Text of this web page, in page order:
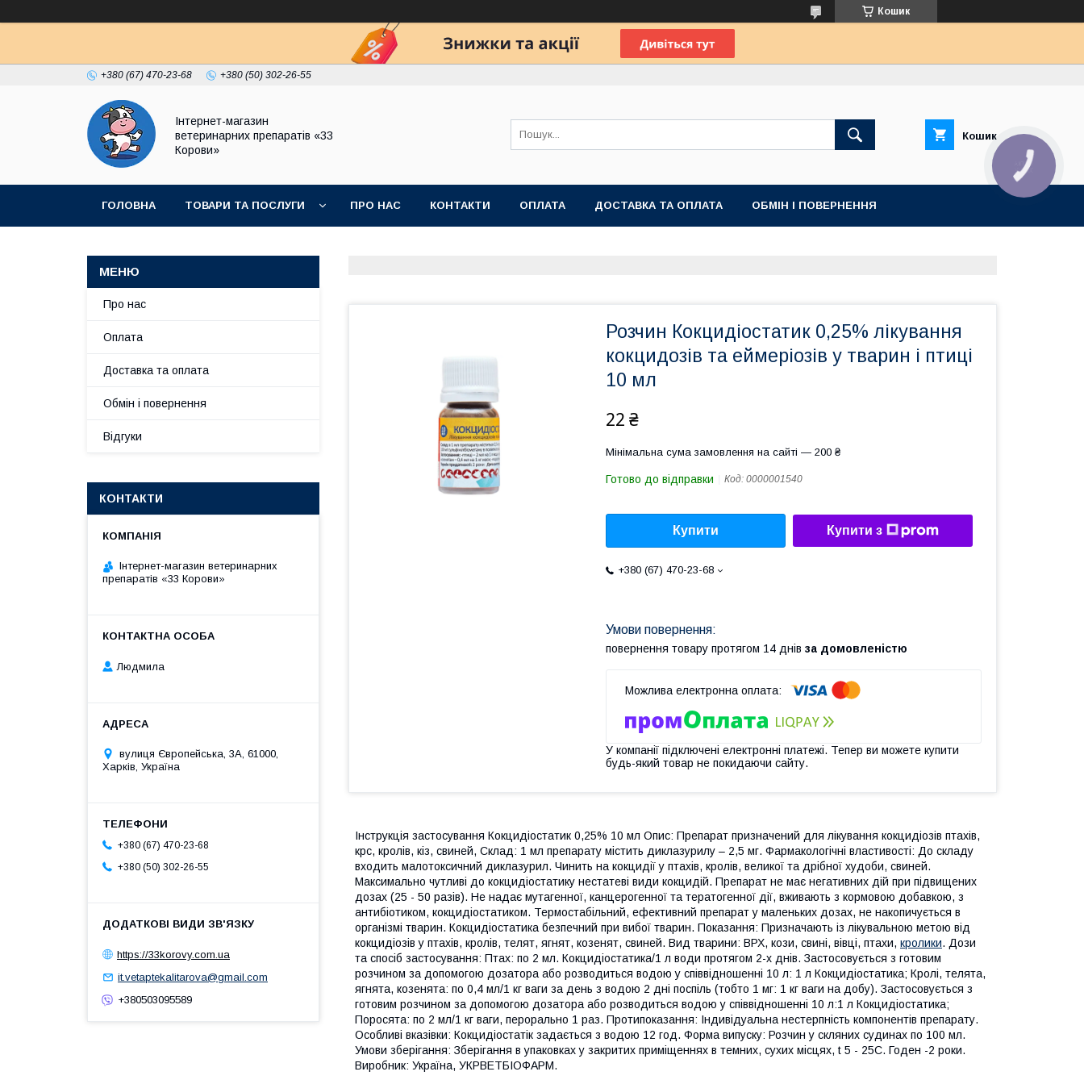
Кошик
+380 (67) 470-23-68 +380 (50) 302-26-55
Інтернет-магазин
ветеринарних препаратів «33
Корови»
Кошик
ГОЛОВНА ТОВАРИ ТА ПОСЛУГИ ПРО НАС КОНТАКТИ ОПЛАТА ДОСТАВКА ТА ОПЛАТА ОБМІН І ПОВЕРНЕННЯ
Розчин Кокцидіостатик 0,25% лікування
кокцидозів та еймеріозів у тварин і птиці
10 мл
22 ₴
Мінімальна сума замовлення на сайті — 200 ₴
Готово до відправки Код: 0000001540
Купити Купити з
+380 (67) 470-23-68
повернення товару протягом 14 днів за домовленістю
У компанії підключені електронні платежі. Тепер ви можете купити
будь-який товар не покидаючи сайту.
Інструкція застосування Кокцидіостатик 0,25% 10 мл Опис: Препарат призначений для лікування кокцидіозів птахів,
крс, кролів, кіз, свиней, Склад: 1 мл препарату містить диклазурилу – 2,5 мг. Фармакологічні властивості: До складу
входить малотоксичний диклазурил. Чинить на кокцидії у птахів, кролів, великої та дрібної худоби, свиней.
Максимально чутливі до кокцидіостатику нестатеві види кокцидій. Препарат не має негативних дій при підвищених
дозах (25 - 50 разів). Не надає мутагенної, канцерогенної та тератогенної дії, вживають з кормовою добавкою, з
антибіотиком, кокцидіостатиком. Термостабільний, ефективний препарат у маленьких дозах, не накопичується в
організмі тварин. Кокцидіостатика безпечний при вибої тварин. Показання: Призначають із лікувальною метою від
кокцидіозів у птахів, кролів, телят, ягнят, козенят, свиней. Вид тварини: ВРХ, кози, свині, вівці, птахи, кролики. Дози
та спосіб застосування: Птах: по 2 мл. Кокцидіостатика/1 л води протягом 2-х днів. Застосовується з готовим
розчином за допомогою дозатора або розводиться водою у співвідношенні 10 л: 1 л Кокцидіостатика; Кролі, телята,
ягнята, козенята: по 0,4 мл/1 кг ваги за день з водою 2 дні поспіль (тобто 1 мг: 1 кг ваги на добу). Застосовується з
готовим розчином за допомогою дозатора або розводиться водою у співвідношенні 10 л:1 л Кокцидіостатика;
Поросята: по 2 мл/1 кг ваги, перорально 1 раз. Протипоказання: Індивідуальна нестерпність компонентів препарату.
Особливі вказівки: Кокцидіостатік задається з водою 12 год. Форма випуску: Розчин у скляних судинах по 100 мл.
Умови зберігання: Зберігання в упаковках у закритих приміщеннях в темних, сухих місцях, t 5 - 25С. Годен -2 роки.
Виробник: Україна, УКРВЕТБІОФАРМ.
Про нас
Оплата
Доставка та оплата
Обмін і повернення
Відгуки
КОНТАКТИ
Інтернет-магазин ветеринарних
препаратів «33 Корови»
Людмила
вулиця Європейська, 3А, 61000,
Харків, Україна
+380 (67) 470-23-68
+380 (50) 302-26-55
https://33korovy.com.ua
it.vetaptekalitarova@gmail.com
+380503095589
КНОПКА
ЗВ'ЯЗКУ